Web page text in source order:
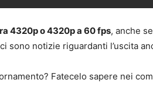
4320p o 4320p a 60 fps, anche
sono notizie riguardanti l’uscita
Fatecelo sapere nei